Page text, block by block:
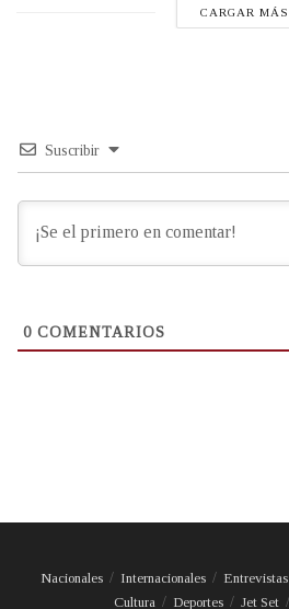
CARGAR MÁS
Suscribir
0 COMENTARIOS
Nacionales Internacionales Entrevistas
Cultura
Deportes Jet Set